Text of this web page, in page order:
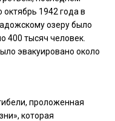
1942 года в
озеру было
400 тысяч человек.
эвакуировано около
проложенная
которая